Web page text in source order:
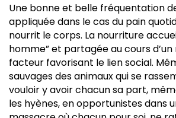
Une bonne et belle fréquentation
appliquée dans le cas du pain
nourrit le corps. La nourriture
homme” et partagée au cours
facteur favorisant le lien social.
sauvages des animaux qui se
vouloir y avoir chacun sa part,
les hyènes, en opportunistes dans